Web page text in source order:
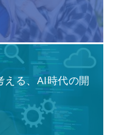
る、AI時代の開